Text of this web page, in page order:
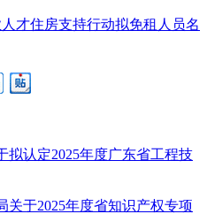
才住房支持行动拟免租人员名
拟认定2025年度广东省工程技
关于2025年度省知识产权专项